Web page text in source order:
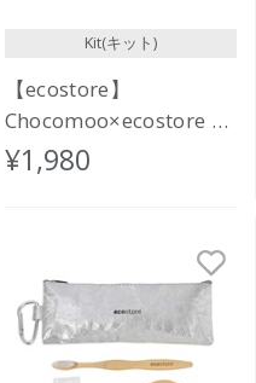
Kit(キット)
【ecostore】
Chocomoo×ecostore オ
ーラルケアセット
<DANCE!>
¥1,980